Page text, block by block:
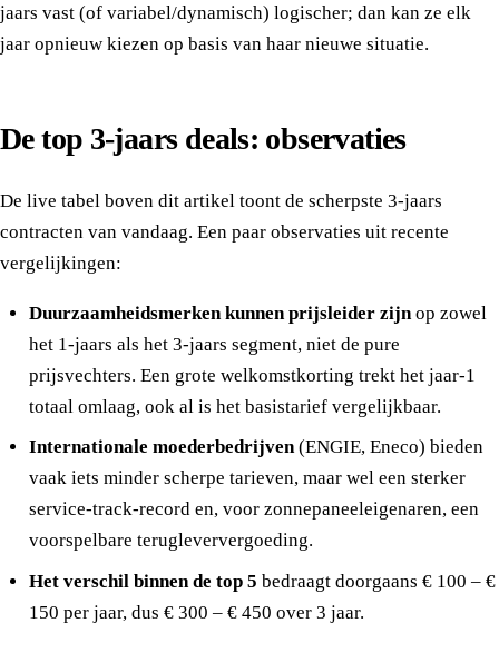
jaars vast (of variabel/dynamisch) logischer; dan kan ze elk
jaar opnieuw kiezen op basis van haar nieuwe situatie.
De top 3-jaars deals: observaties
De live tabel boven dit artikel toont de scherpste 3-jaars
contracten van vandaag. Een paar observaties uit recente
vergelijkingen:
Duurzaamheidsmerken kunnen prijsleider zijnop zowel
het 1-jaars als het 3-jaars segment, niet de pure
prijsvechters. Een grote welkomstkorting trekt het jaar-1
totaal omlaag, ook al is het basistarief vergelijkbaar.
Internationale moederbedrijven(ENGIE, Eneco) bieden
vaak iets minder scherpe tarieven, maar wel een sterker
service-track-record en, voor zonnepaneeleigenaren, een
voorspelbare terugleververgoeding.
Het verschil binnen de top 5 bedraagt doorgaans € 100 – €
150 per jaar, dus € 300 – € 450 over 3 jaar.